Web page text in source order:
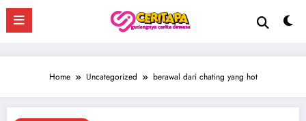
Skip
content
Home Uncategorized berawal dari chating yang hot